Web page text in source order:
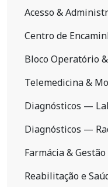
Acesso &
Centro de
Bloco Operatório
Telemedicina &
Diagnósticos —
Diagnósticos —
Farmácia &
Reabilitação e